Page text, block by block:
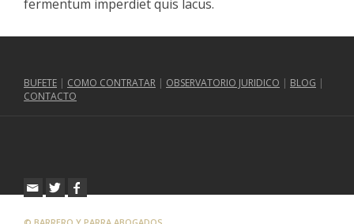
fermentum imperdiet quis lacus.
BUFETE | COMO CONTRATAR | OBSERVATORIO JURIDICO | BLOG |
CONTACTO